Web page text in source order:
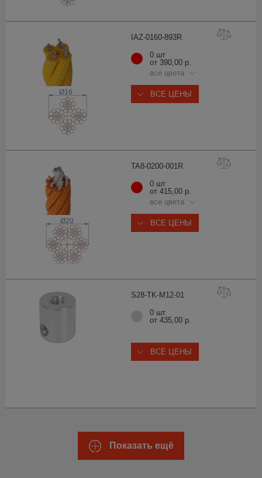
IAZ-0160-893R
Ø16
0 шт
от 390,00 р.
все цвета
ВСЕ ЦЕНЫ
TA8-0200-001R
Ø20
0 шт
от 415,00 р.
все цвета
ВСЕ ЦЕНЫ
S28-TK-M12-01
0 шт
от 435,00 р.
ВСЕ ЦЕНЫ
Показать ещё